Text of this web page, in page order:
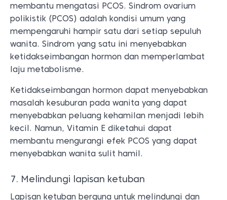
membantu mengatasi PCOS. Sindrom ovarium
polikistik (PCOS) adalah kondisi umum yang
mempengaruhi hampir satu dari setiap sepuluh
wanita. Sindrom yang satu ini menyebabkan
ketidakseimbangan hormon dan memperlambat
laju metabolisme.
Ketidakseimbangan hormon dapat menyebabkan
masalah kesuburan pada wanita yang dapat
menyebabkan peluang kehamilan menjadi lebih
kecil. Namun, Vitamin E diketahui dapat
membantu mengurangi efek PCOS yang dapat
menyebabkan wanita sulit hamil.
7. Melindungi lapisan ketuban
Lapisan ketuban berguna untuk melindungi dan